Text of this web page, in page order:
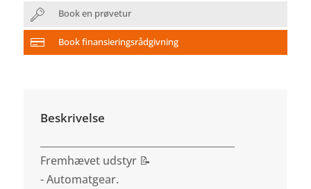
Book en prøvetur
Book finansieringsrådgivning
Beskrivelse
Fremhævet udstyr 📝
- Automatgear.